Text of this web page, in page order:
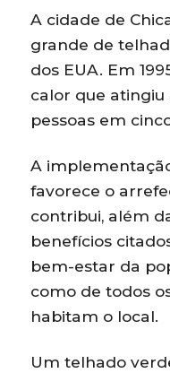
A cidade de
grande de
dos EUA. Em
calor que atingiu
pessoas em
A
favorece o
contribui, além
benefícios
bem-estar da
como de todos
habitam o local.
Um telhado